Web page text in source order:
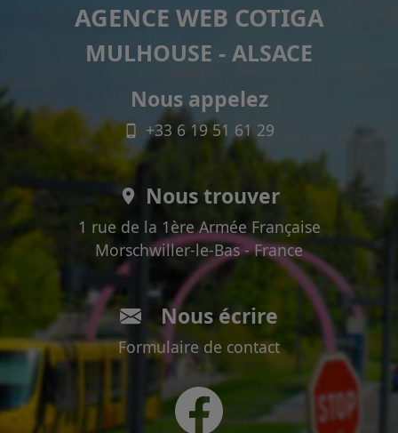
AGENCE WEB COTIGA
MULHOUSE - ALSACE
Nous appelez
+33 6 19 51 61 29
Nous trouver
1 rue de la 1ère Armée Française
Morschwiller-le-Bas - France
Nous écrire
Formulaire de contact